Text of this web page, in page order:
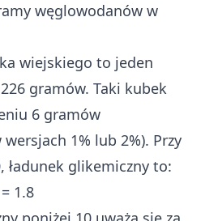
węglowodanów w
wiejskiego to jeden
gramów. Taki kubek
6 gramów
1% lub 2%). Przy
ładunek glikemiczny to:
1.8